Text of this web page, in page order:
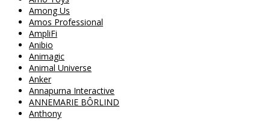
Among Us
Amos Professional
AmpliFi
Anibio
Animagic
Animal Universe
Anker
Annapurna Interactive
ANNEMARIE BÔRLIND
Anthony